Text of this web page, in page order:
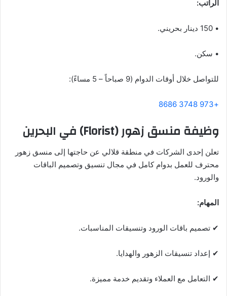
الراتب:
• 150 دينار بحريني.
• سكن.
للتواصل خلال أوقات الدوام (9 صباحاً – 5 مساءً):
+973 3748 8686
وظيفة منسق زهور (Florist) في البحرين
تعلن إحدى الشركات في منطقة قلالي عن حاجتها إلى منسق زهور
محترف للعمل بدوام كامل في مجال تنسيق وتصميم الباقات
والورود.
المهام:
✔ تصميم باقات الورود وتنسيقات المناسبات.
✔ إعداد تنسيقات الزهور والهدايا.
✔ التعامل مع العملاء وتقديم خدمة مميزة.